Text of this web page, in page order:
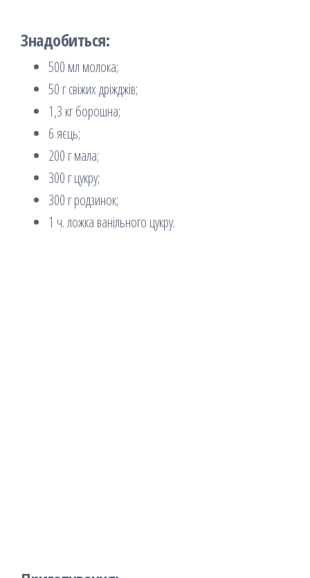
Знадобиться:
500 мл молока;
50 г свіжих дріжджів;
1,3 кг борошна;
6 яєць;
200 г мала;
300 г цукру;
300 г родзинок;
1 ч. ложка ванільного цукру.